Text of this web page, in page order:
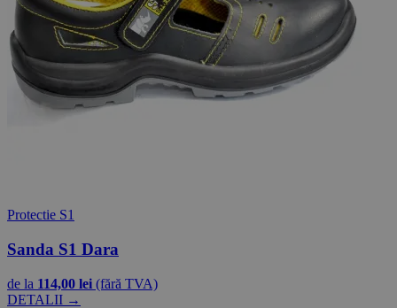
Protectie S1
Sanda S1 Dara
de la 114,00 lei (fără TVA)
DETALII →